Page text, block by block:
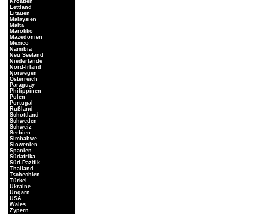
Kroatien
Lettland
Litauen
Malaysien
Malta
Marokko
Mazedonien
Mexico
Namibia
Neu Seeland
Niederlande
Nord-Irland
Norwegen
Österreich
Paraguay
Philippinen
Polen
Portugal
Rußland
Schottland
Schweden
Schweiz
Serbien
Simbabwe
Slowenien
Spanien
Südafrika
Süd-Pazifik
Thailand
Tschechien
Türkei
Ukraine
Ungarn
USA
Wales
Zypern